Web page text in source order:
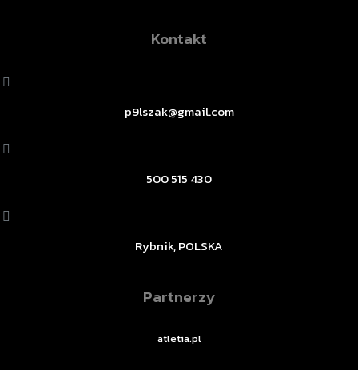
Kontakt
p9lszak@gmail.com
500 515 430
Rybnik, POLSKA
Partnerzy
atletia.pl